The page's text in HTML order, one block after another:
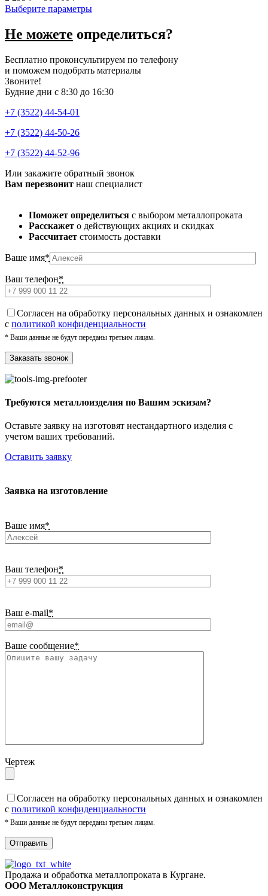
Выберите параметры
Не можете определиться?
Бесплатно проконсультируем по телефону
и поможем подобрать материалы
Звоните!
Будние дни с 8:30 до 16:30
+7 (3522) 44-54-01
+7 (3522) 44-50-26
+7 (3522) 44-52-96
Или закажите обратный звонок
Вам перезвонит наш специалист
Поможет определиться с выбором металлопроката
Расскажет о действующих акциях и скидках
Рассчитает стоимость доставки
Ваше имя*
Ваш телефон*
Cогласен на обработку персональных данных и ознакомлен
с политикой конфиденциальности
* Ваши данные не будут переданы третьим лицам.
Требуются металлоизделия по Вашим эскизам?
Оставьте заявку на изготовят нестандартного изделия с
учетом ваших требований.
Оставить заявку
Заявка на изготовление
Ваше имя*
Ваш телефон*
Ваш e-mail*
Ваше сообщение*
Чертеж
Cогласен на обработку персональных данных и ознакомлен
с политикой конфиденциальности
* Ваши данные не будут переданы третьим лицам.
Продажа и обработка металлопроката в Кургане.
ООО Металлоконструкция